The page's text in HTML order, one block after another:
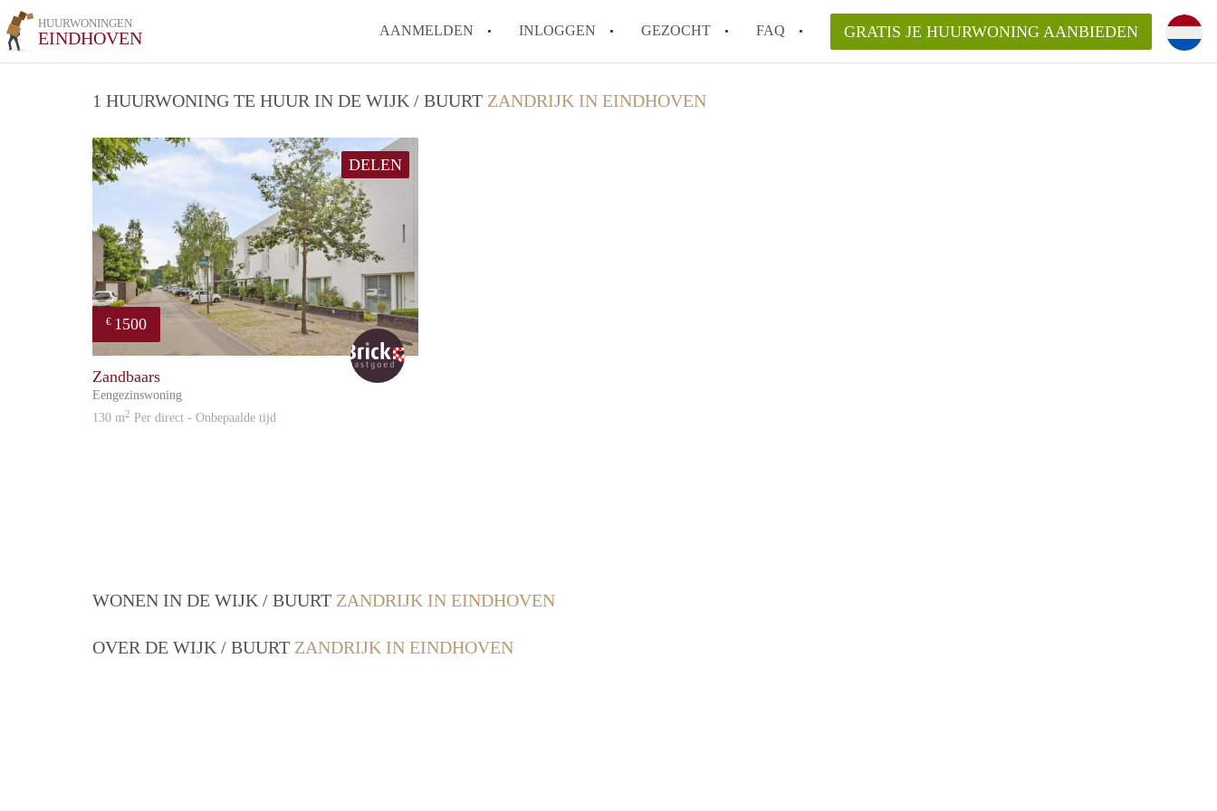
HUURWONINGEN
EINDHOVEN AANMELDEN INLOGGEN GEZOCHT FAQ GRATIS JE HUURWONING AANBIEDEN
1 HUURWONING TE HUUR IN DE WIJK / BUURT ZANDRIJK IN EINDHOVEN
DELEN
€ 1500
Brick
Zandbaars
Eengezinswoning
130 m2 Per direct - Onbepaalde tijd
WONEN IN DE WIJK / BUURT ZANDRIJK IN EINDHOVEN
OVER DE WIJK / BUURT ZANDRIJK IN EINDHOVEN